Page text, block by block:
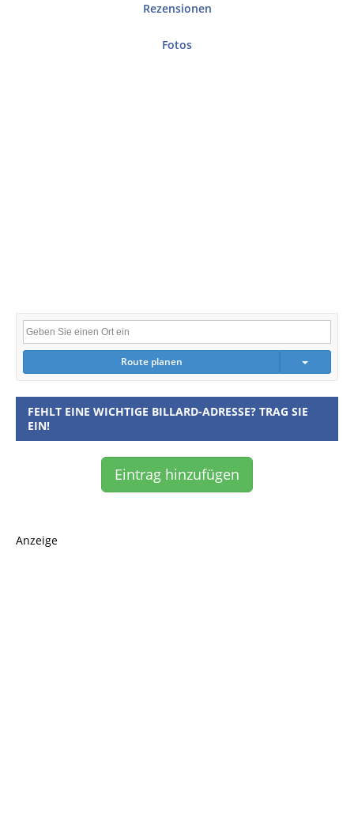
Rezensionen
Fotos
Route planen
FEHLT EINE WICHTIGE BILLARD-ADRESSE? TRAG SIE
EIN!
Eintrag hinzufügen
Anzeige